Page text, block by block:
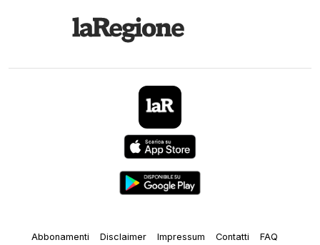
Abbonamenti Disclaimer Impressum Contatti
FAQ